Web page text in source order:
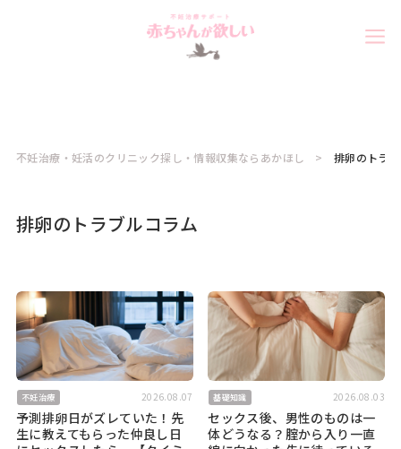
不妊治療・妊活のクリニック探し・情報収集ならあかほし 排卵のトラ
排卵のトラブルコラム
不妊治療 2026.08.07
予測排卵日がズレていた！先
生に教えてもらった仲良し日
基礎知識 2026.08.03
セックス後、男性のものは一
体どうなる？腟から入り一直